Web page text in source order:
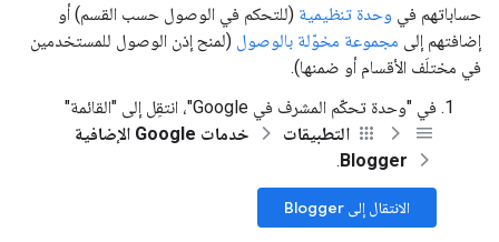
حساباتهم في وحدة تنظيمية (للتحكم في الوصول حسب القسم) أو
إضافتهم إلى مجموعة مخوّلة بالوصول (لمنح إذن الوصول للمستخدمين
في مختلَف الأقسام أو ضمنها).
في "وحدة تحكّم المشرف في Google"، انتقِل إلى "القائمة"
التطبيقات
خدمات Google الإضافية
Blogger
.
الانتقال إلى Blogger